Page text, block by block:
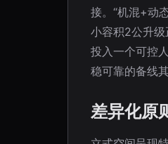
接。“机混+动
小容积2公升
投入一个可控
稳可靠的备线
差异化原